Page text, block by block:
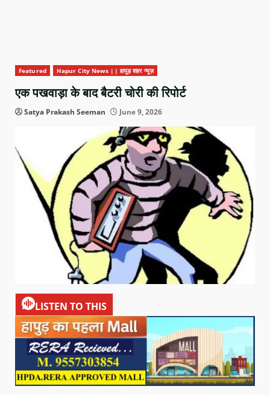
Featured Hapur City News || हापुड़ शहर न्यूज़
एक पखवाड़ा के बाद बैटरी चोरी की रिपोर्ट
Satya Prakash Seeman June 9, 2026
LISTEN TO THIS